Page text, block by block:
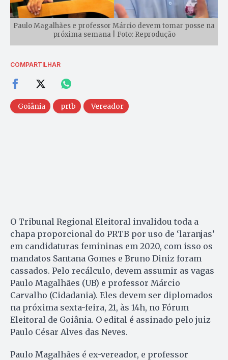
Paulo Magalhães e professor Márcio devem tomar posse na
próxima semana | Foto: Reprodução
COMPARTILHAR
Goiânia prtb Vereador
O Tribunal Regional Eleitoral invalidou toda a
chapa proporcional do PRTB por uso de ‘laranjas’
em candidaturas femininas em 2020, com isso os
mandatos Santana Gomes e Bruno Diniz foram
cassados. Pelo recálculo, devem assumir as vagas
Paulo Magalhães (UB) e professor Márcio
Carvalho (Cidadania). Eles devem ser diplomados
na próxima sexta-feira, 21, às 14h, no Fórum
Eleitoral de Goiânia. O edital é assinado pelo juiz
Paulo César Alves das Neves.
Paulo Magalhães é ex-vereador, e professor